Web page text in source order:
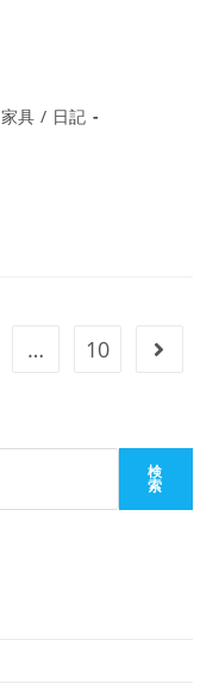
家具 / 日記
… 10
検
索